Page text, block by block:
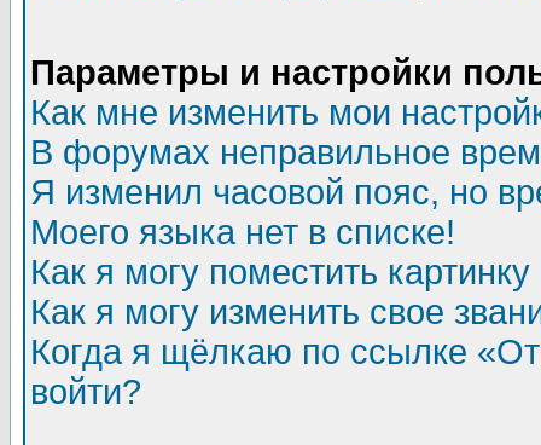
Параметры и настройки
Как мне изменить мои
В форумах неправильное
Я изменил часовой пояс, но
Моего языка нет в списке!
Как я могу поместить
Как я могу изменить свое
Когда я щёлкаю по ссылке
войти?